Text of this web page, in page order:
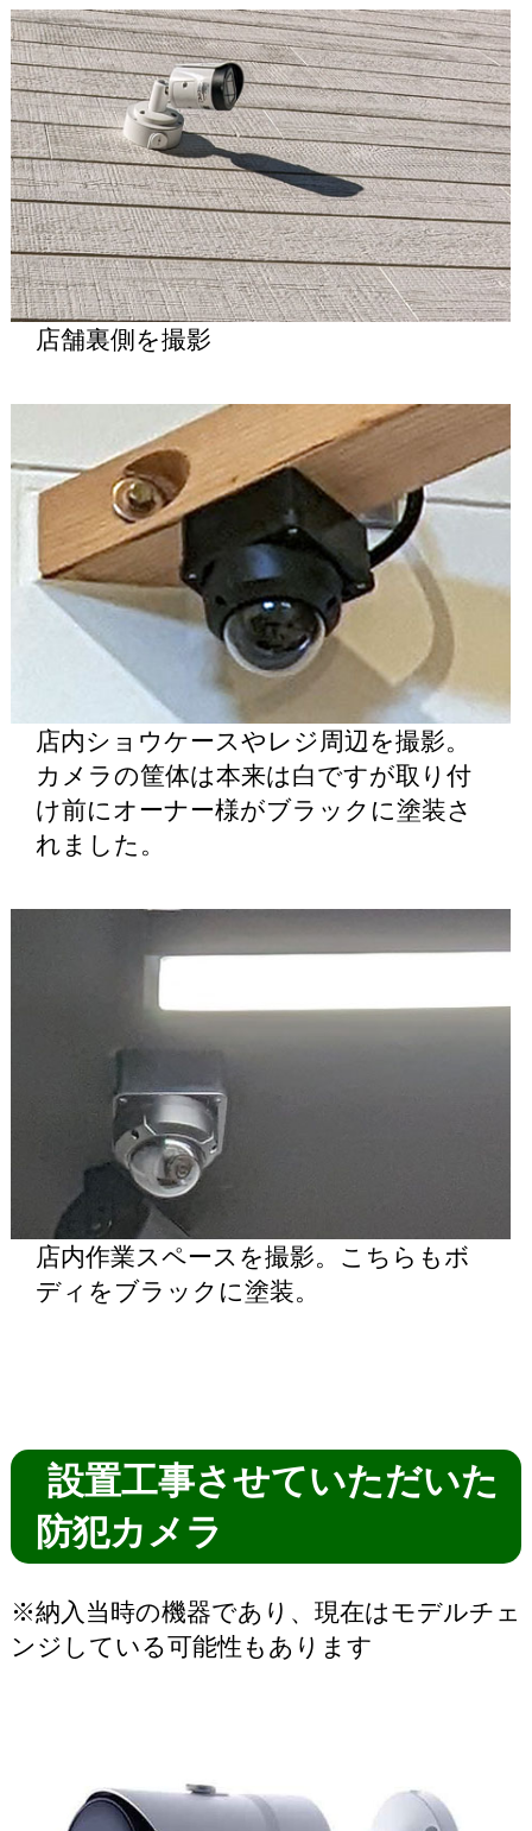
店舗裏側を撮影
店内ショウケースやレジ周辺を撮影。
カメラの筐体は本来は白ですが取り付
け前にオーナー様がブラックに塗装さ
れました。
店内作業スペースを撮影。こちらもボ
ディをブラックに塗装。
設置工事させていただいた
防犯カメラ
※納入当時の機器であり、現在はモデルチェ
ンジしている可能性もあります